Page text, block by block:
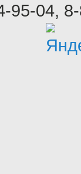
95-04,